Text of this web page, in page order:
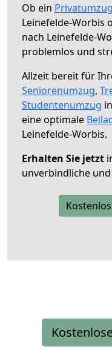
Ob ein Privatumzug
Leinefelde-Worbis
nach Leinefelde-
problemlos und
Allzeit bereit für
Seniorenumzug,
Studentenumzug
eine optimale
Leinefelde-Worbis.
Erhalten Sie jetzt
unverbindliche